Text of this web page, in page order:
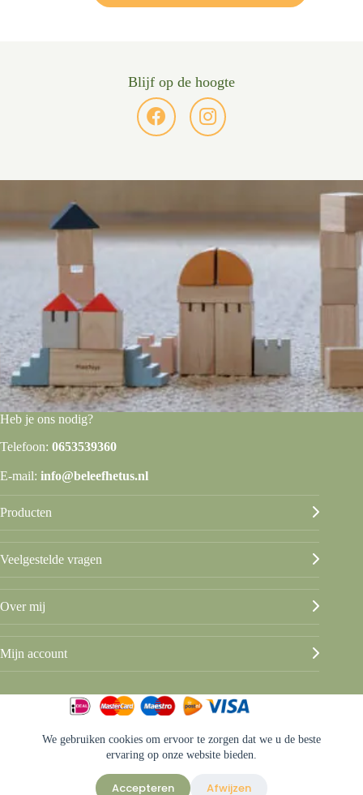
We gebruiken cookies om ervoor te zorgen dat we u de beste
ervaring op onze website bieden.
Accepteren Afwijzen
Blijf op de hoogte
Heb je ons nodig?
Telefoon: 0653539360
E-mail: info@beleefhetus.nl
Producten
Veelgestelde vragen
Over mij
Mijn account
© Beleef het Us
Privacy & disclaimer